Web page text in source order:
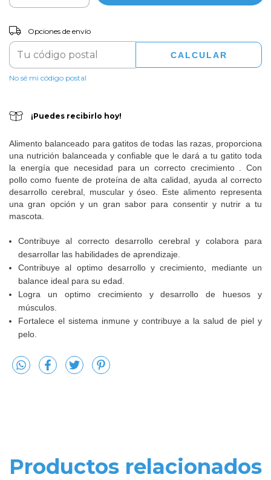
Entregas para el CP:
Opciones de envío
CALCULAR
No sé mi código postal
¡Puedes recibirlo hoy!
Alimento balanceado para gatitos de todas las razas, proporciona
una nutrición balanceada y confiable que le dará a tu gatito toda
la energía que necesidad para un correcto crecimiento . Con
pollo como fuente de proteína de alta calidad, ayuda al correcto
desarrollo cerebral, muscular y óseo. Este alimento representa
una gran opción y un gran sabor para consentir y nutrir a tu
mascota.
Contribuye al correcto desarrollo cerebral y colabora para
desarrollar las habilidades de aprendizaje.
Contribuye al optimo desarrollo y crecimiento, mediante un
balance ideal para su edad.
Logra un optimo crecimiento y desarrollo de huesos y
músculos.
Fortalece el sistema inmune y contribuye a la salud de piel y
pelo.
Productos relacionados